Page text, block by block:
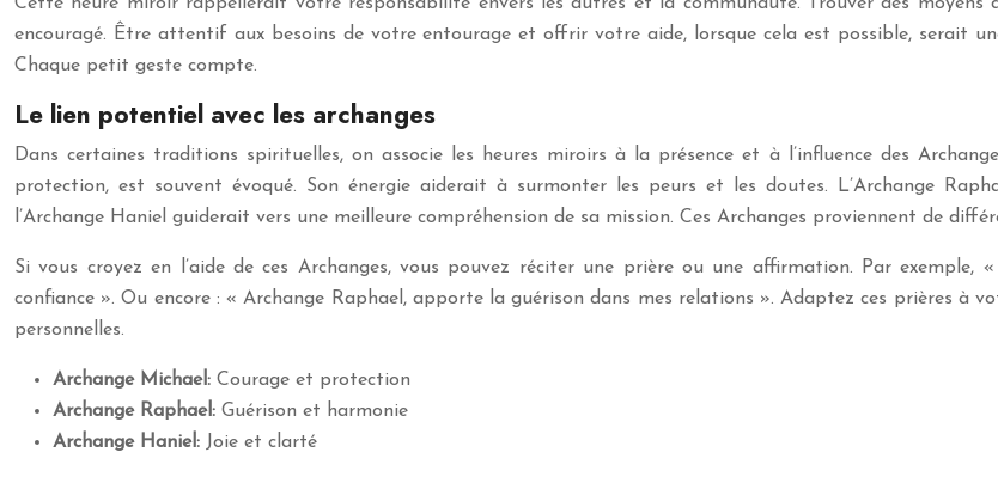
encouragé. Être attentif aux besoins de votre entourage et offrir votre aide, lorsque cela est possible, serait
Chaque petit geste compte.
Le lien potentiel avec les archanges
Dans certaines traditions spirituelles, on associe les heures miroirs à la présence et à l’influence des
protection, est souvent évoqué. Son énergie aiderait à surmonter les peurs et les doutes. L’Archange
l’Archange Haniel guiderait vers une meilleure compréhension de sa mission. Ces Archanges proviennent de
Si vous croyez en l’aide de ces Archanges, vous pouvez réciter une prière ou une affirmation. Par
confiance ». Ou encore : « Archange Raphael, apporte la guérison dans mes relations ». Adaptez ces prières à
personnelles.
Archange Michael: Courage et protection
Archange Raphael: Guérison et harmonie
Archange Haniel: Joie et clarté